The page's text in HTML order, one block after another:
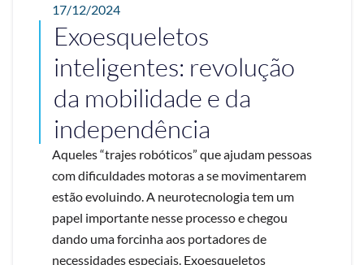
17/12/2024
Exoesqueletos
inteligentes: revolução
da mobilidade e da
independência
Aqueles “trajes robóticos” que ajudam pessoas
com dificuldades motoras a se movimentarem
estão evoluindo. A neurotecnologia tem um
papel importante nesse processo e chegou
dando uma forcinha aos portadores de
necessidades especiais. Exoesqueletos